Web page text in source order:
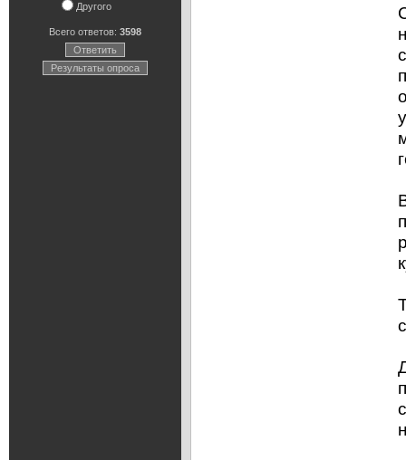
Другого
Всего ответов: 3598
Ответить
Результаты опроса